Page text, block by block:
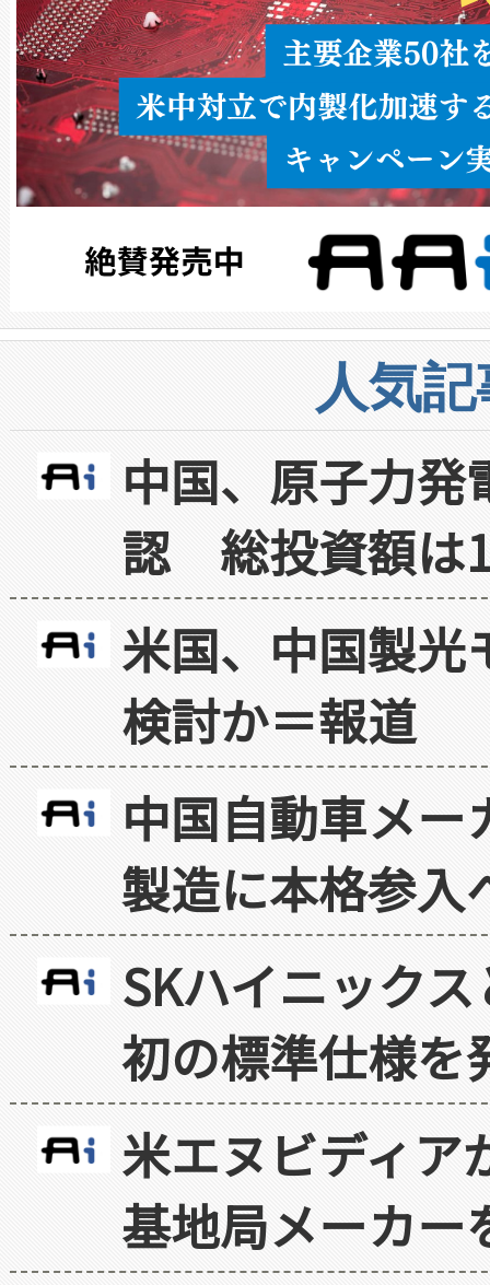
人気
中国、原子力
認 総投資額は
米国、中国製光
検討か＝報道
中国自動車メ
製造に本格参入
SKハイニック
初の標準仕様を
米エヌビディア
基地局メーカー